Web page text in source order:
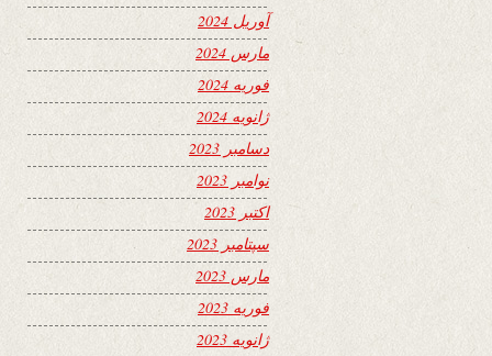
آوریل 2024
مارس 2024
فوریه 2024
ژانویه 2024
دسامبر 2023
نوامبر 2023
اکتبر 2023
سپتامبر 2023
مارس 2023
فوریه 2023
ژانویه 2023